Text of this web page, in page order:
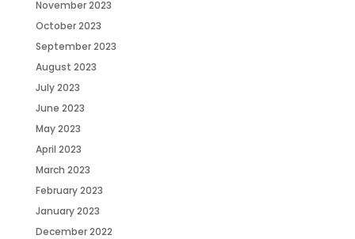
November 2023
October 2023
September 2023
August 2023
July 2023
June 2023
May 2023
April 2023
March 2023
February 2023
January 2023
December 2022